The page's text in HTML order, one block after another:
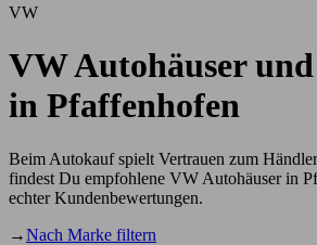
VW
VW Autohäuser
in Pfaffenhofen
Beim Autokauf spielt Vertrauen zum
findest Du empfohlene VW Autohäuser in
echter Kundenbewertungen.
→Nach Marke filtern